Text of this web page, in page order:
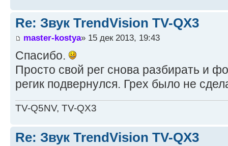
Re: Звук TrendVision TV-QX3
master-kostya» 15 дек 2013, 19:43
Спасибо.
Просто свой рег снова разбирать и
регик подвернулся. Грех было не
TV-Q5NV, TV-QX3
Re: Звук TrendVision TV-QX3